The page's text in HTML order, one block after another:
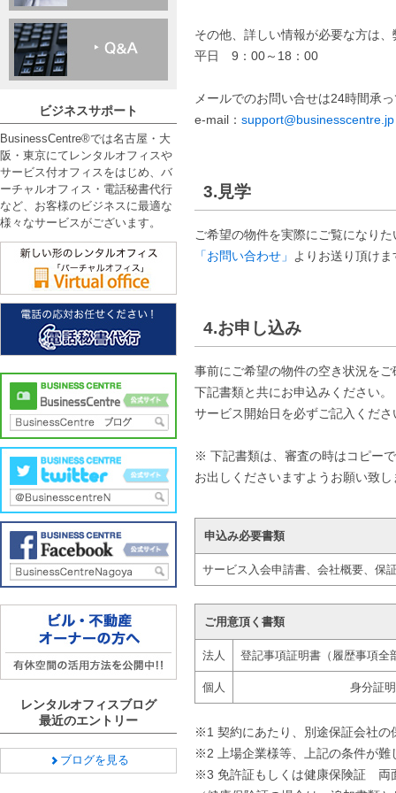
その他、詳しい情報が必要な方は
平日 9：00～18：00
メールでのお問い合せは24時間承
e-mail： support@businesscentre.jp
3.見学
ご希望の物件を実際にご覧になり
「お問い合わせ」
よりお送り頂け
4.お申し込み
事前にご希望の物件の空き状況を
下記書類と共にお申込みください。
サービス開始日を必ずご記入くだ
※ 下記書類は、審査の時はコピー
お出しくださいますようお願い致
申込み必要書類
サービス入会申請書、会社概要、保
ご用意頂く書類
法人 登記事項証明書（履歴事項全
個人 身分証
※1 契約にあたり、別途保証会社の
※2 上場企業様等、上記の条件が難
※3 免許証もしくは健康保険証 両
ビジネスサポート
BusinessCentre®では名古屋・大
阪・東京にてレンタルオフィスや
サービス付オフィスをはじめ、バ
ーチャルオフィス・電話秘書代行
など、お客様のビジネスに最適な
様々なサービスがございます。
レンタルオフィスブログ
最近のエントリー
ブログを見る